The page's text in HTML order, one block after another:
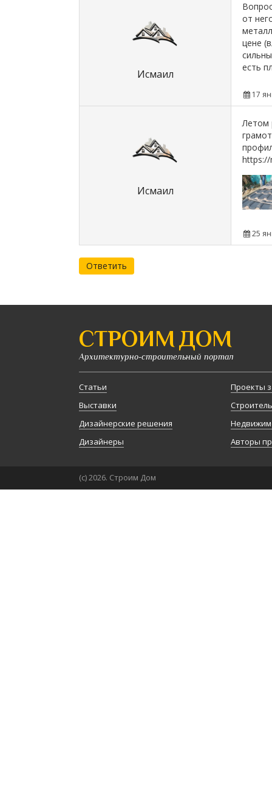
Исмаил
от
цене
есть
17
Исмаил
Летом
https://
25
Ответить
СТРОИМ ДОМ
Архитектурно-строительный портал
Статьи
Выставки
Дизайнерские решения
Дизайнеры
Проекты
Авторы
(с) 2026. Строим Дом